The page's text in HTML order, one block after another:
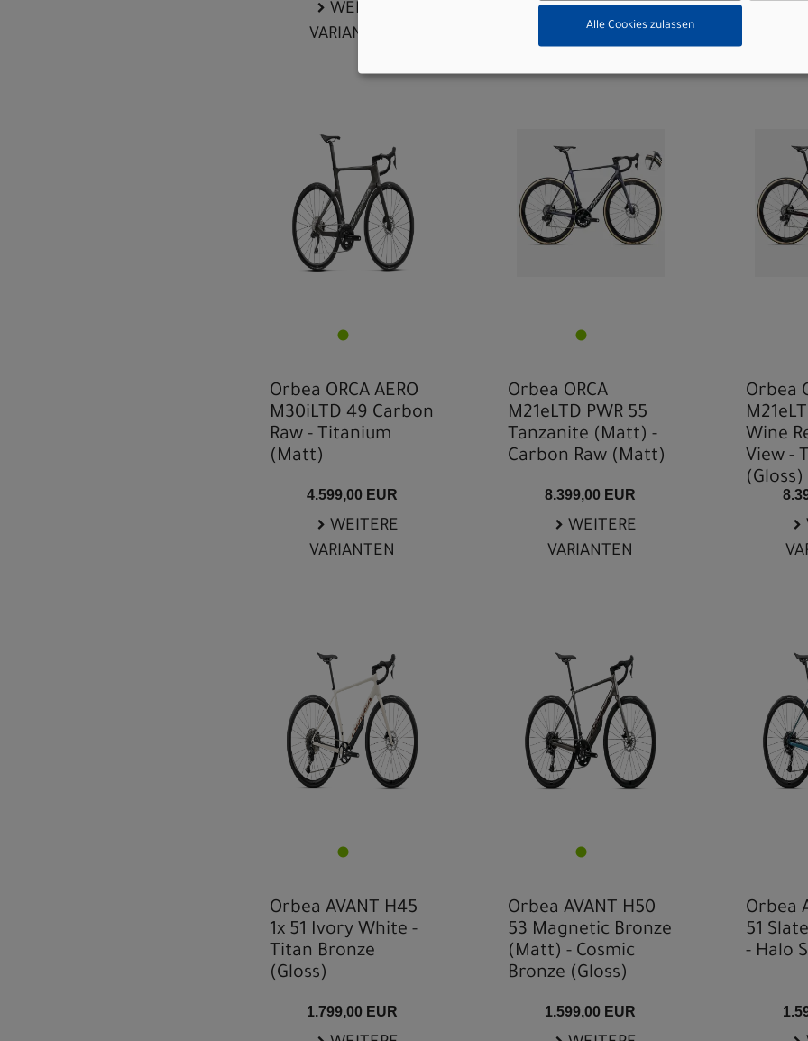
WEITERE
VARIANTEN
WEITERE
Orbea ORCA AERO
M30iLTD 49 Carbon
Raw - Titanium
(Matt)
4.599,00 EUR
WEITERE
VARIANTEN
Orbea ORCA
M21eLTD PWR 55
Tanzanite (Matt) -
Carbon Raw (Matt)
8.399,00 EUR
WEITERE
VARIANTEN
Orbea
Wine
View -
(Gloss)
Orbea AVANT H45
1x 51 Ivory White -
Titan Bronze
(Gloss)
1.799,00 EUR
Orbea AVANT H50
53 Magnetic Bronze
(Matt) - Cosmic
Bronze (Gloss)
1.599,00 EUR
Orbea
51
- Halo
Alle Cookies zulassen